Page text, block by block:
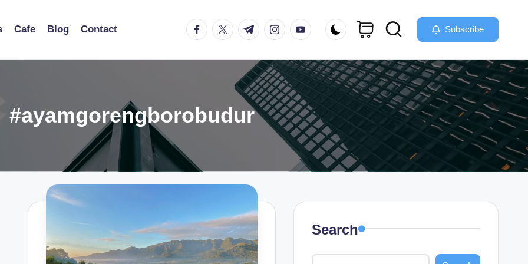
Cafe Blog Contact facebook.com
twitter.com
t.me instagram.com
youtube.com Subscribe
#ayamgorengborobudur
Search